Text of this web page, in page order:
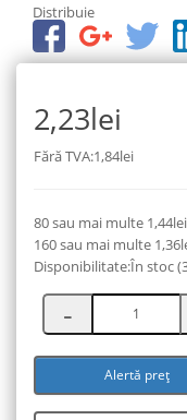
Distribuie
2,23lei
Fără TVA:1,84lei
80 sau mai multe 1,44lei
160 sau mai multe
Disponibilitate:În stoc
Alertă preț